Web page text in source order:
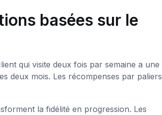
basées sur le
qui visite deux fois par semaine a une
deux mois. Les récompenses par paliers
la fidélité en progression. Les